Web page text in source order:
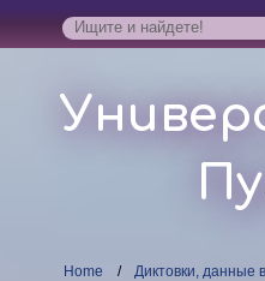
Home Диктовки, данные